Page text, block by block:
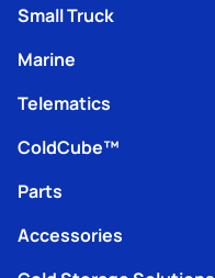
Small Truck
Marine
Telematics
ColdCube™
Parts
Accessories